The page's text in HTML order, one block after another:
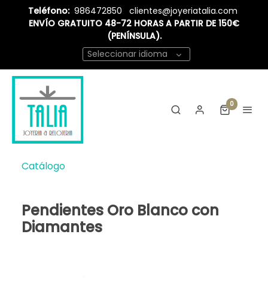
Teléfono: 986472850
clientes@joyeriatalia.com
ENVÍO GRATUITO 48-72 HORAS A PARTIR DE 150€
(PENÍNSULA).
Seleccionar idioma
0
Catálogo
Pendientes Oro Blanco con
Diamantes